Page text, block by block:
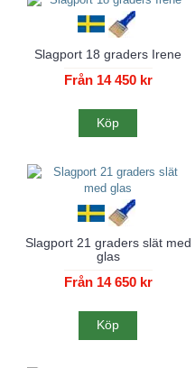
Slagport 18 graders Irene
Från 14 450 kr
Köp
Slagport 21 graders slät med
glas
Från 14 650 kr
Köp